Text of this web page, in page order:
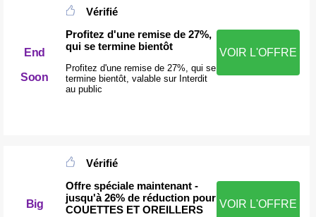
End
Soon
Vérifié
Profitez d'une remise de 27%,
qui se termine bientôt
Profitez d'une remise de 27%, qui se
termine bientôt, valable sur Interdit
au public
VOIR L'OFFRE
Big
Vérifié
Offre spéciale maintenant -
jusqu'à 26% de réduction pour
COUETTES ET OREILLERS
VOIR L'OFFRE